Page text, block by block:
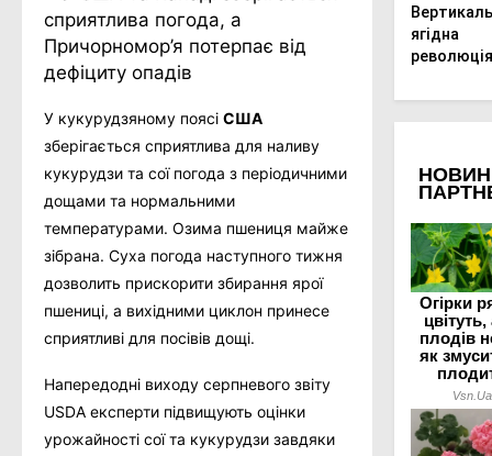
У кукурудзяному поясі США
зберігається сприятлива для наливу
кукурудзи та сої погода з періодичними
дощами та нормальними
температурами. Озима пшениця майже
зібрана. Суха погода наступного тижня
дозволить прискорити збирання ярої
пшениці, а вихідними циклон принесе
сприятливі для посівів дощі.
Напередодні виходу серпневого звіту
USDA експерти підвищують оцінки
урожайності сої та кукурудзи завдяки
ягідна
великий
врожай на
площі